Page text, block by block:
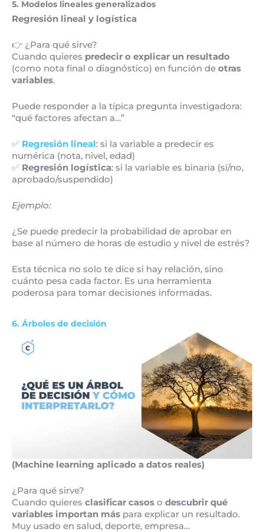
5. Modelos lineales generalizados
Regresión lineal y logística
👉 ¿Para qué sirve?
Cuando quieres predecir o explicar un resultado
(como nota final o diagnóstico) en función de otras
variables.
Puede responder a la típica pregunta investigadora:
“qué factores afectan a…”
✅ Regresión lineal: si la variable a predecir es
numérica (nota, nivel, edad)
✅ Regresión logística: si la variable es binaria (sí/no,
aprobado/suspendido)
Ejemplo:
¿Se puede predecir la probabilidad de aprobar en
base al número de horas de estudio y nivel de estrés?
Esta técnica no solo te dice si hay relación, sino
cuánto pesa cada factor. Es una herramienta
poderosa para tomar decisiones informadas.
6. Árboles de decisión
(Machine learning aplicado a datos reales)
¿Para qué sirve?
Cuando quieres clasificar casos o descubrir qué
variables importan más para explicar un resultado.
Muy usado en salud, deporte, empresa…